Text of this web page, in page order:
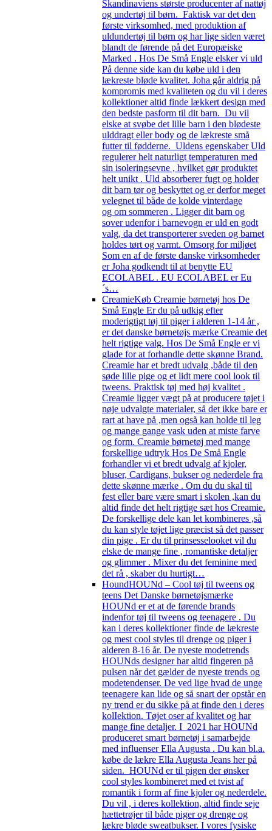
Skandinaviens største producenter af nattøj
og undertøj til børn. Faktisk var det den
første virksomhed, med produktion af
uldundertøj til børn og har lige siden været
blandt de førende på det Europæiske
Marked . Hos De Små Engle elsker vi uld
På denne side kan du købe uld i den
lækreste bløde kvalitet. Joha går aldrig på
kompromis med kvaliteten og du vil i deres
kollektioner altid finde lækkert design med
den bedste pasform til dit barn. Du vil
elske at svøbe det lille barn i den blødeste
ulddragt eller body og de lækreste små
futter til fødderne. Uldens egenskaber Uld
regulerer helt naturligt temperaturen med
sin isoleringsevne , hvilket gør produktet
helt unikt . Uld absorberer fugt og holder
dit barn tør og beskyttet og er derfor meget
velegnet til både de kolde vinterdage
og om sommeren . Ligger dit barn og
sover udenfor i barnevogn er uld en godt
valg, da det transporterer sveden og barnet
holdes tørt og varmt. Omsorg for miljøet
Som en af de første danske virksomheder
er Joha godkendt til at benytte EU
ECOLABEL . EU ECOLABEL er Eu
´s…
CreamieKøb Creamie børnetøj hos De
Små Engle Er du på udkig efter
moderigtigt tøj til piger i alderen 1-14 år ,
er det danske børnetøjs mærke Creamie det
helt rigtige valg. Hos De Små Engle er vi
glade for at forhandle dette skønne Brand.
Creamie har et bredt udvalg ,både til den
søde lille pige og et lidt mere cool look til
tweens. Praktisk tøj med høj kvalitet .
Creamie ligger vægt på at producere tøjet i
nøje udvalgte materialer, så det ikke bare er
rart at have på ,men også kan holde til leg
og mange gange vask uden at miste farve
og form. Creamie børnetøj med mange
forskellige udtryk Hos De Små Engle
forhandler vi et bredt udvalg af kjoler,
bluser, Cardigans, bukser og nederdele fra
dette skønne mærke . Om du du skal til
fest eller bare være smart i skolen ,kan du
altid finde det helt rigtige sæt hos Creamie.
De forskellige dele kan let kombineres ,så
du kan style tøjet lige præcist så det passer
din pige . Er du til prinsesselooket vil du
elske de mange fine , romantiske detaljer
og glimmer . Mixer du det feminine med
det rå , skaber du hurtigt…
HoundHOUNd – Cool tøj til tweens og
teens Det Danske børnetøjsmærke
HOUNd er et at de førende brands
indenfor tøj til tweens og teenagere . Du
kan i deres kollektioner finde de lækreste
og mest cool styles til drenge og piger i
alderen 8-16 år. De nyeste modetrends
HOUNds designer har altid fingeren på
pulsen når det gælder de nyeste trends og
modetendenser. De ved lige hvad de unge
teenagere kan lide og så snart der opstår en
ny trend er du sikke på at finde den i deres
kolIektion. Tøjet oser af kvalitet og har
mange fine detaljer. I 2021 har HOUNd
produceret smart børnetøj i samarbejde
med influenser Ella Augusta . Du kan bl.a.
købe de lækre Ella Augusta Jeans her på
siden. HOUNd er til pigen der ønsker
cool styles kombineret med et tvist af
romantik i form af fine kjoler og nederdele.
Du vil , i deres kollektion, altid finde seje
hættetrøjer til både piger og drenge og
lækre bløde sweatbukser. I vores fysiske